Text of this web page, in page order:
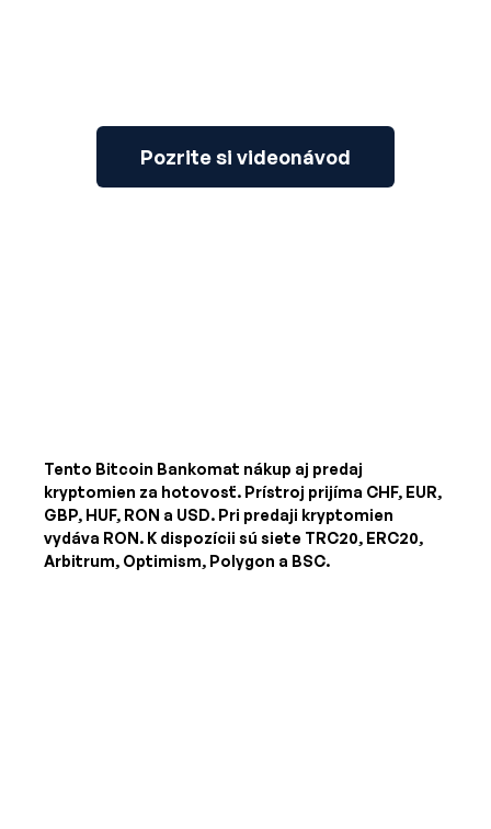
Pozrite si videonávod
Tento Bitcoin Bankomat nákup aj predaj
kryptomien za hotovosť. Prístroj prijíma CHF, EUR,
GBP, HUF, RON a USD. Pri predaji kryptomien
vydáva RON. K dispozícii sú siete TRC20, ERC20,
Arbitrum, Optimism, Polygon a BSC.